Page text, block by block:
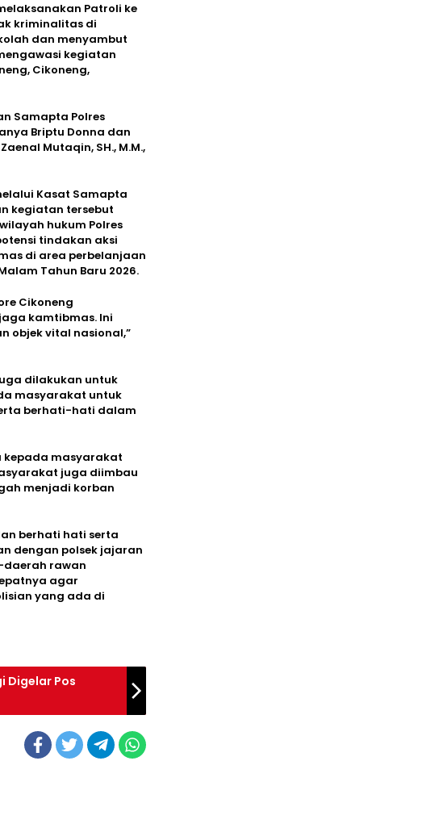
Patroli ke
kriminalitas di
dan menyambut
kegiatan
Cikoneng,
Samapta Polres
Briptu Donna dan
Mutaqin, SH., M.M.,
Kasat Samapta
kegiatan tersebut
hukum Polres
tindakan aksi
di area perbelanjaan
Tahun Baru 2026.
Cikoneng
kamtibmas. Ini
objek vital nasional,”
dilakukan untuk
masyarakat untuk
berhati-hati dalam
kepada masyarakat
juga diimbau
menjadi korban
berhati hati serta
dengan polsek jajaran
rawan
agar
yang ada di
Digelar Pos